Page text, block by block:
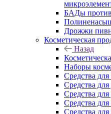
БАДы против
Дрожжи
Косметическая
Назад
Наборы
Средства
Средства для
Средства
Средства для
Средства для